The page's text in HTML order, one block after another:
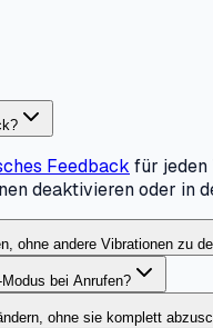
Feedback für jeden
deaktivieren oder in
ohne andere Vibrationen zu
bei Anrufen?
ohne sie komplett